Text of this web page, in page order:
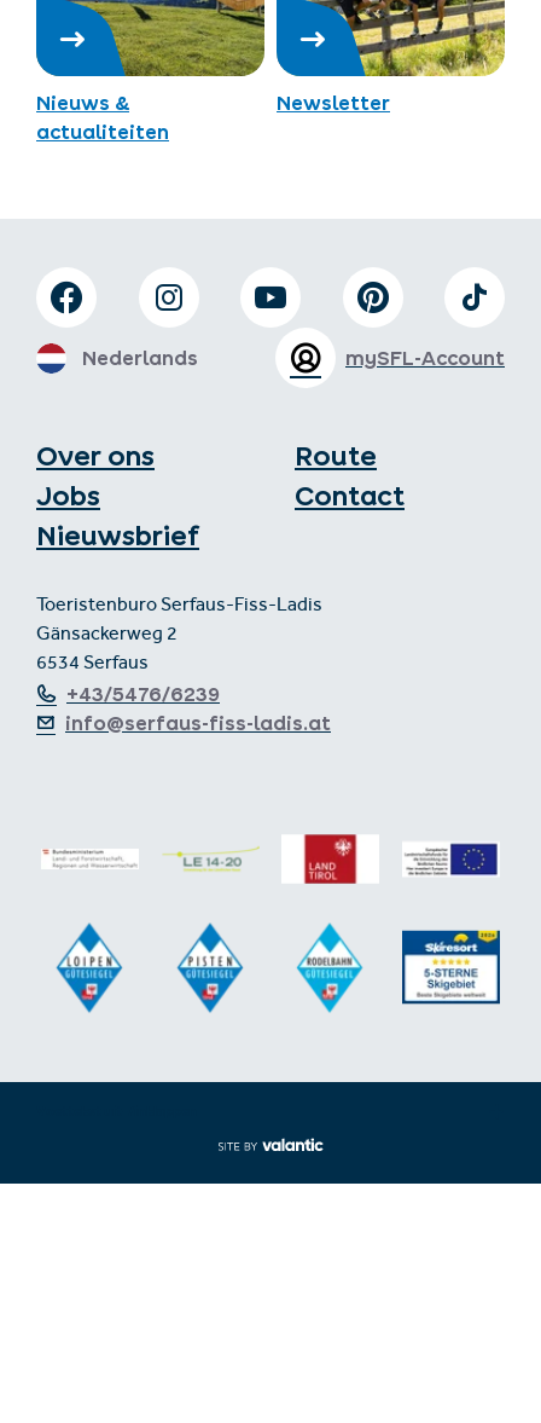
Nieuws &
actualiteiten
Newsletter
Over ons
Jobs
Nieuwsbrief
Route
Contact
Toeristenburo Serfaus-Fiss-Ladis
Gänsackerweg 2
6534 Serfaus
+43/5476/6239
info@serfaus-fiss-ladis.at
mySFL-Account
Nederlands